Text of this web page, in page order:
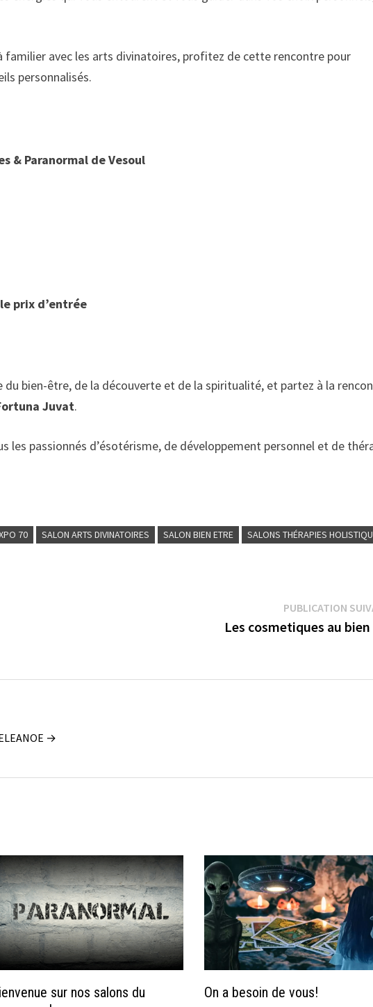
familier avec les arts divinatoires, profitez de cette rencontre pour
personnalisés.
& Paranormal de Vesoul
prix d’entrée
du bien-être, de la découverte et de la spiritualité, et partez à la
Juvat.
les passionnés d’ésotérisme, de développement personnel et de
70 SALON ARTS DIVINATOIRES SALON BIEN ETRE
SALONS THÉRAPIES
PUBLICATION
Les cosmetiques au
→
sur nos salons du
On a besoin de vous!